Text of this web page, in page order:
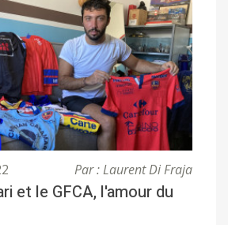
Par : Laurent Di Fraja
et le GFCA, l'amour du